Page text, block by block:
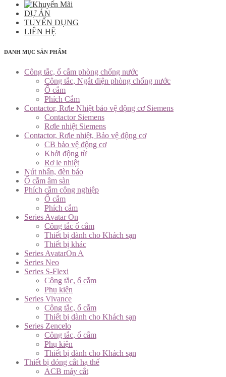
DỰ ÁN
TUYỂN DỤNG
LIÊN HỆ
DANH MỤC SẢN PHẨM
Công tắc, ổ cắm phòng chống nước
Công tắc, Ngắt điện phòng chống nước
Ổ cắm
Phích Cắm
Contactor, Rơle Nhiệt bảo vệ động cơ Siemens
Contactor Siemens
Rơle nhiệt Siemens
Contactor, Rơle nhiệt, Bảo vệ động cơ
CB bảo vệ động cơ
Khởi động từ
Rơ le nhiệt
Nút nhấn, đèn báo
Ổ cắm âm sàn
Phích cắm công nghiệp
Ổ cắm
Phích cắm
Series Avatar On
Công tắc ổ cắm
Thiết bị dành cho Khách sạn
Thiết bị khác
Series AvatarOn A
Series Neo
Series S-Flexi
Công tắc, ổ cắm
Phụ kiện
Series Vivance
Công tắc, ổ cắm
Thiết bị dành cho Khách sạn
Series Zencelo
Công tắc, ổ cắm
Phụ kiện
Thiết bị dành cho Khách sạn
Thiết bị đóng cắt hạ thế
ACB máy cắt